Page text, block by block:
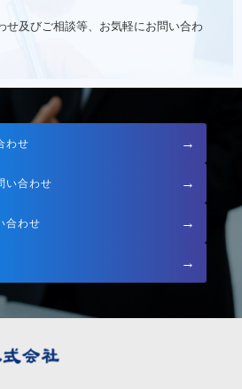
せ及びご相談等、お気軽にお問い合わ
わせ →
い合わせ →
合わせ →
→